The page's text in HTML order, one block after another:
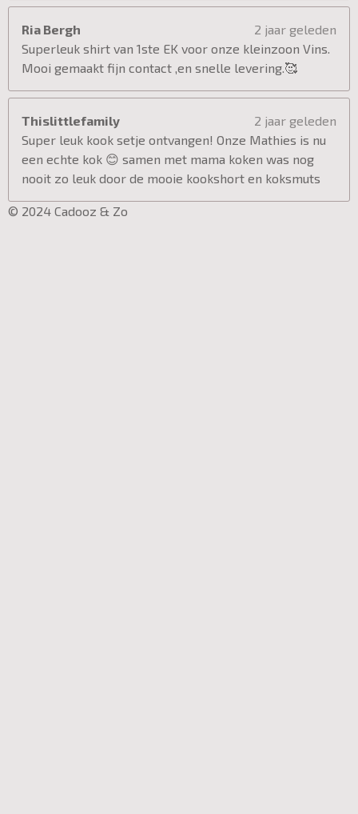
Ria Bergh
2 jaar geleden
Superleuk shirt van 1ste EK voor onze kleinzoon Vins.
Mooi gemaakt fijn contact ,en snelle levering.🥰
Thislittlefamily
2 jaar geleden
Super leuk kook setje ontvangen! Onze Mathies is nu
een echte kok 😊 samen met mama koken was nog
nooit zo leuk door de mooie kookshort en koksmuts
© 2024 Cadooz & Zo